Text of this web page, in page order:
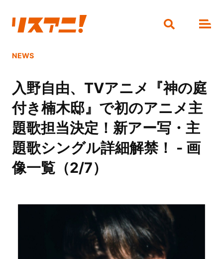
NEWS
入野自由、TVアニメ『神の庭
付き楠木邸』で初のアニメ主
題歌担当決定！新アー写・主
題歌シングル詳細解禁！ - 画
像一覧（2/7）